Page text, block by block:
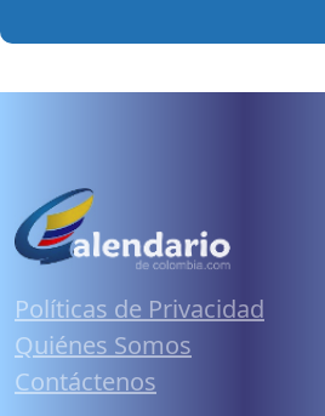
Políticas de Privacidad
Quiénes Somos
Contáctenos